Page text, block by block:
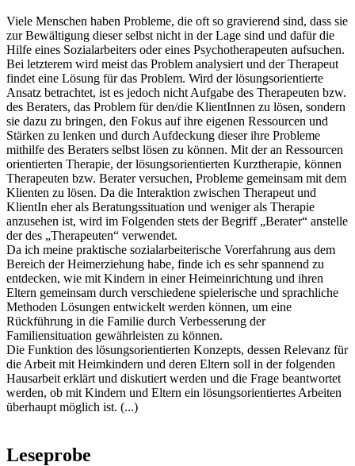
Viele Menschen haben Probleme, die oft so gravierend sind, dass sie
zur Bewältigung dieser selbst nicht in der Lage sind und dafür die
Hilfe eines Sozialarbeiters oder eines Psychotherapeuten aufsuchen.
Bei letzterem wird meist das Problem analysiert und der Therapeut
findet eine Lösung für das Problem. Wird der lösungsorientierte
Ansatz betrachtet, ist es jedoch nicht Aufgabe des Therapeuten bzw.
des Beraters, das Problem für den/die KlientInnen zu lösen, sondern
sie dazu zu bringen, den Fokus auf ihre eigenen Ressourcen und
Stärken zu lenken und durch Aufdeckung dieser ihre Probleme
mithilfe des Beraters selbst lösen zu können. Mit der an Ressourcen
orientierten Therapie, der lösungsorientierten Kurztherapie, können
Therapeuten bzw. Berater versuchen, Probleme gemeinsam mit dem
Klienten zu lösen. Da die Interaktion zwischen Therapeut und
KlientIn eher als Beratungssituation und weniger als Therapie
anzusehen ist, wird im Folgenden stets der Begriff „Berater“ anstelle
der des „Therapeuten“ verwendet.
Da ich meine praktische sozialarbeiterische Vorerfahrung aus dem
Bereich der Heimerziehung habe, finde ich es sehr spannend zu
entdecken, wie mit Kindern in einer Heimeinrichtung und ihren
Eltern gemeinsam durch verschiedene spielerische und sprachliche
Methoden Lösungen entwickelt werden können, um eine
Rückführung in die Familie durch Verbesserung der
Familiensituation gewährleisten zu können.
Die Funktion des lösungsorientierten Konzepts, dessen Relevanz für
die Arbeit mit Heimkindern und deren Eltern soll in der folgenden
Hausarbeit erklärt und diskutiert werden und die Frage beantwortet
werden, ob mit Kindern und Eltern ein lösungsorientiertes Arbeiten
überhaupt möglich ist. (...)
Leseprobe